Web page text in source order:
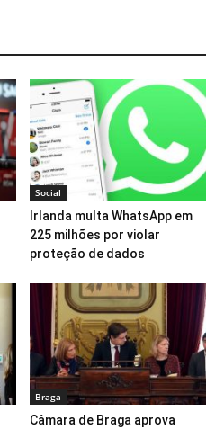
Social
Irlanda multa WhatsApp em
225 milhões por violar
proteção de dados
Braga
Câmara de Braga aprova